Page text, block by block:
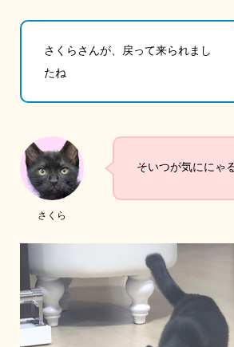
さくらさんが、戻って来られまし
たね
さくら
そいつが気ににゃ